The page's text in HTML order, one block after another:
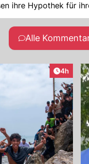
ihre Hypothek für
Alle
Artikel
4h